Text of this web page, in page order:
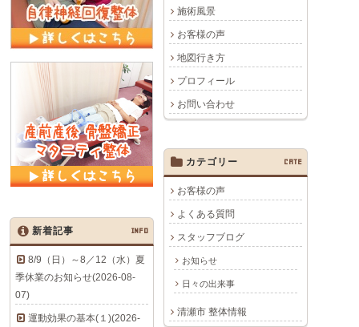
施術風景
お客様の声
地図行き方
プロフィール
お問い合わせ
カテゴリー CATE
お客様の声
よくある質問
スタッフブログ
お知らせ
日々の出来事
清瀬市 整体情報
新着記事 INFO
8/9（日）～8／12（水）夏
季休業のお知らせ(2026-08-
07)
運動効果の基本(１)(2026-